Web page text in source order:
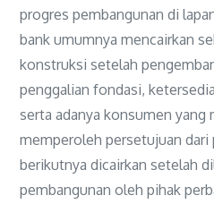
progres pembangunan di
bank umumnya mencairkan
konstruksi setelah
penggalian fondasi,
serta adanya konsumen yang
memperoleh persetujuan dari
berikutnya dicairkan setelah
pembangunan oleh pihak